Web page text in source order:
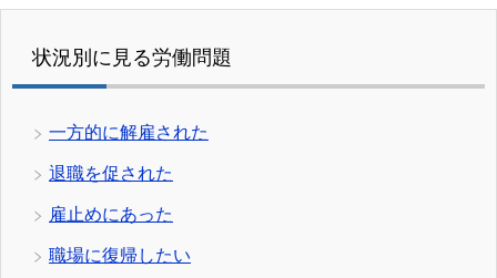
状況別に見る労働問題
一方的に解雇された
退職を促された
雇止めにあった
職場に復帰したい